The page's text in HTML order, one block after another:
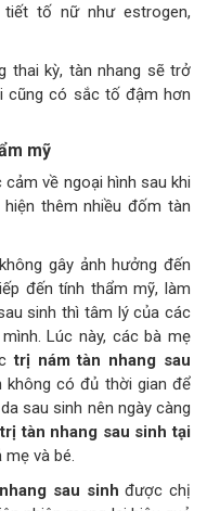
tố nữ như estrogen,
thai kỳ, tàn nhang sẽ trở
cũng có sắc tố đậm hơn
mỹ
về ngoại hình sau khi
thêm nhiều đốm tàn
gây ảnh hưởng đến
đến tính thẩm mỹ, làm
sinh thì tâm lý của các
Lúc này, các bà mẹ
trị nám tàn nhang sau
có đủ thời gian để
sau sinh nên ngày càng
tàn nhang sau sinh tại
và bé.
sau sinhđược chị